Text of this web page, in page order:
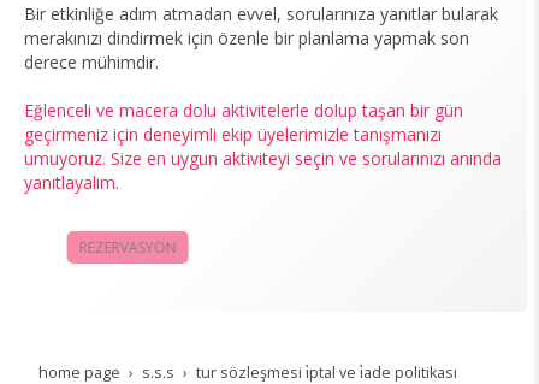
Bir etkinliğe adım atmadan evvel, sorularınıza yanıtlar bularak
merakınızı dindirmek için özenle bir planlama yapmak son
derece mühimdir.
Eğlenceli ve macera dolu aktivitelerle dolup taşan bir gün
geçirmeniz için deneyimli ekip üyelerimizle tanışmanızı
umuyoruz. Size en uygun aktiviteyi seçin ve sorularınızı anında
yanıtlayalım.
REZERVASYON
home page s.s.s tur sözleşmesi i̇ptal ve i̇ade politikası